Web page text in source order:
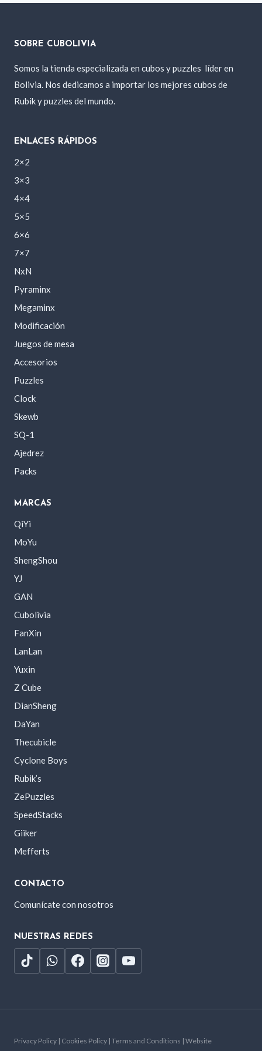
SOBRE CUBOLIVIA
Somos la tienda especializada en cubos y puzzles líder en
Bolivia. Nos dedicamos a importar los mejores cubos de
Rubik y puzzles del mundo.
ENLACES RÁPIDOS
2×2
3×3
4×4
5×5
6×6
7×7
NxN
Pyraminx
Megaminx
Modificación
Juegos de mesa
Accesorios
Puzzles
Clock
Skewb
SQ-1
Ajedrez
Packs
MARCAS
QiYi
MoYu
ShengShou
YJ
GAN
Cubolivia
FanXin
LanLan
Yuxin
Z Cube
DianSheng
DaYan
Thecubicle
Cyclone Boys
Rubik’s
ZePuzzles
SpeedStacks
Giiker
Mefferts
CONTACTO
Comunícate con nosotros
NUESTRAS REDES
Privacy Policy | Cookies Policy | Terms and Conditions | Website